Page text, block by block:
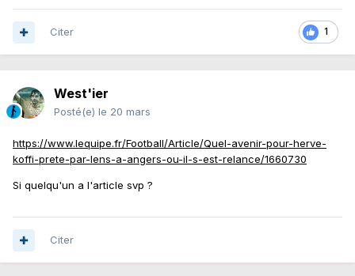
1
Citer
West'ier
Posté(e) le 20 mars
https://www.lequipe.fr/Football/Article/Quel-avenir-pour-herve-
koffi-prete-par-lens-a-angers-ou-il-s-est-relance/1660730
Si quelqu'un a l'article svp ?
Citer